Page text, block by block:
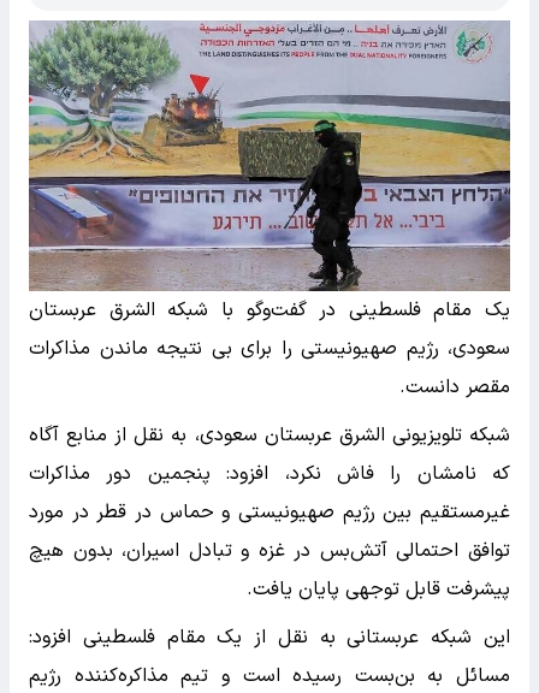
یک مقام فلسطینی در گفت‌و‌گو با شبکه الشرق عربستان
سعودی، رژیم صهیونیستی را برای بی نتیجه ماندن مذاکرات
مقصر دانست.
شبکه تلویزیونی الشرق عربستان سعودی، به نقل از منابع آگاه
که نامشان را فاش نکرد، افزود: پنجمین دور مذاکرات
غیرمستقیم بین رژیم صهیونیستی و حماس در قطر در مورد
توافق احتمالی آتش‌بس در غزه و تبادل اسیران، بدون هیچ
پیشرفت قابل توجهی پایان یافت.
این شبکه عربستانی به نقل از یک مقام فلسطینی افزود:
مسائل به بن‌بست رسیده است و تیم مذاکره‌کننده رژیم